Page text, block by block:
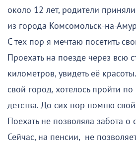
около 12 лет, родители
из города Комсомольск-на-
С тех пор я мечтаю посетить
Проехать на поезде через всю
километров, увидеть её
свой город, хотелось пройти
детства. До сих пор помню
Поехать не позволяла забота о
Сейчас, на пенсии, не